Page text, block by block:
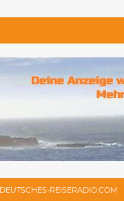
REISERADIO.COM